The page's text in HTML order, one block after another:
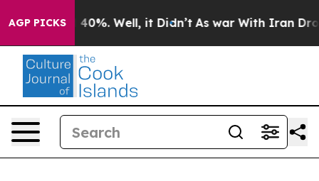
AGP PICKS
Around 40%. Well, it Didn’t As war With Iran Drove